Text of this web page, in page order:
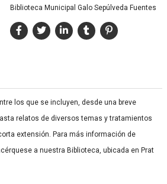
Biblioteca Municipal Galo Sepúlveda Fuentes
los que se incluyen, desde una breve
relatos de diversos temas y tratamientos
extensión. Para más información de
a nuestra Biblioteca, ubicada en Prat